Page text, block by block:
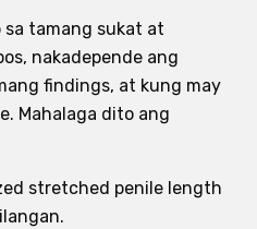
sa tamang sukat at
nakadepende ang
findings, at kung may
Mahalaga dito ang
stretched penile length